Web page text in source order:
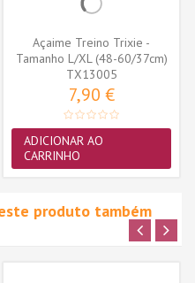
Açaime Treino Trixie -
Tamanho L/XL (48-60/37cm)
(TX13005)
TX13005
7,90 €
ADICIONAR AO
CARRINHO
produto também